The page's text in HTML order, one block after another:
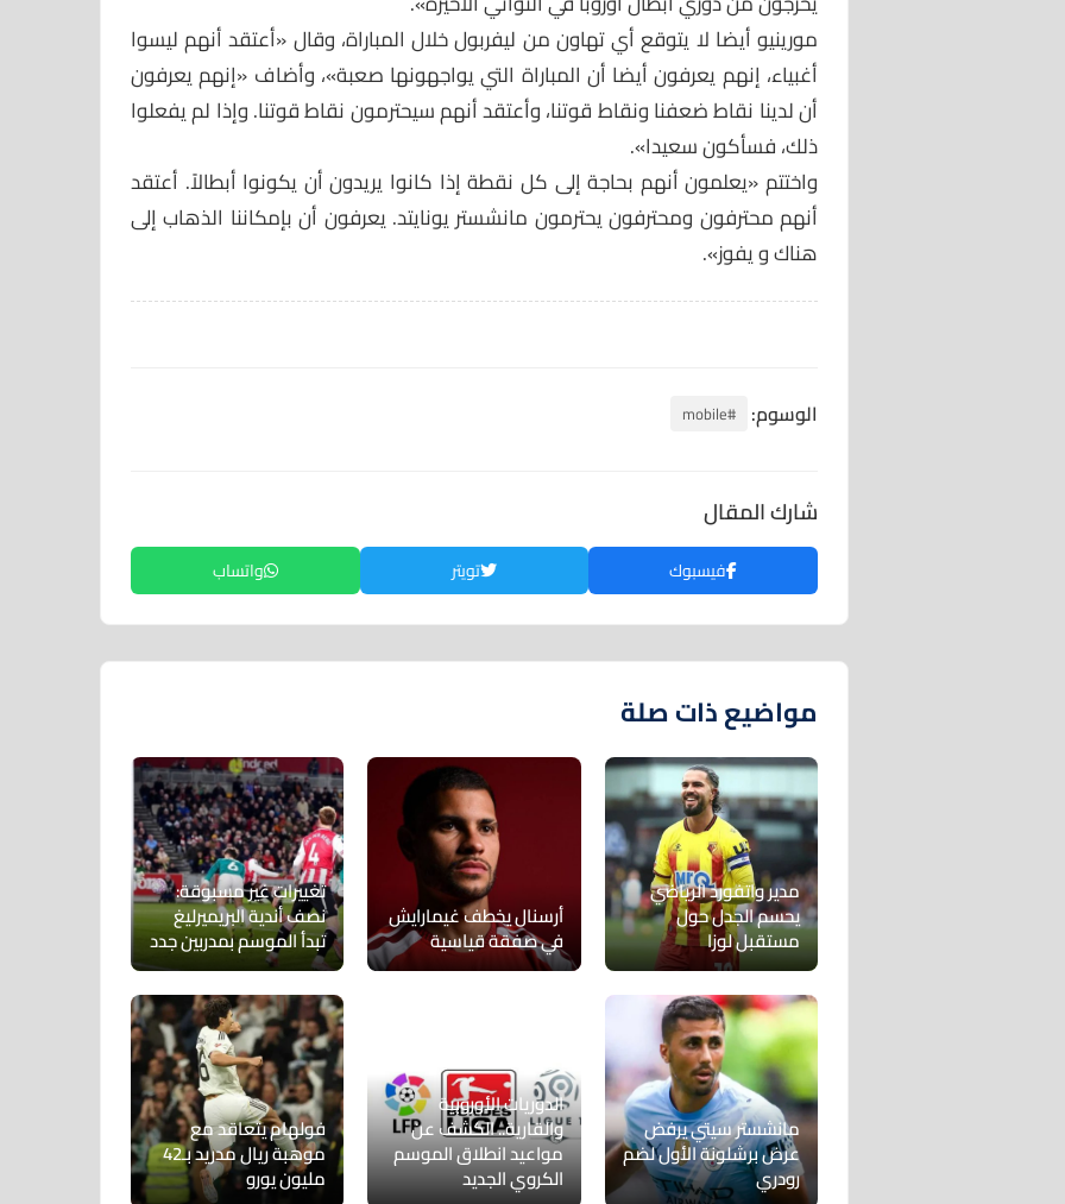
مورينيو أيضا لا يتوقع أي تهاون من ليفربول خلال المباراة، وقال «أعتقد أنهم ليسوا
أغبياء، إنهم يعرفون أيضا أن المباراة التي يواجهونها صعبة»، وأضاف «إنهم يعرفون
أن لدينا نقاط ضعفنا ونقاط قوتنا، وأعتقد أنهم سيحترمون نقاط قوتنا. وإذا لم يفعلوا
ذلك، فسأكون سعيدا».
واختتم «يعلمون أنهم بحاجة إلى كل نقطة إذا كانوا يريدون أن يكونوا أبطالاً. أعتقد
أنهم محترفون ومحترفون يحترمون مانشستر يونايتد. يعرفون أن بإمكاننا الذهاب إلى
هناك و يفوز».
الوسوم: #mobile
شارك المقال
فيسبوك تويتر واتساب
مواضيع ذات صلة
مدير واتفورد الرياضي
يحسم الجدل حول
مستقبل لوزا
أرسنال يخطف غيمارايش
في صفقة قياسية
تغييرات غير مسبوقة:
نصف أندية البريميرليغ
تبدأ الموسم بمدربين جدد
مانشستر سيتي يرفض
عرض برشلونة الأول لضم
رودري
الدوريات الأوروبية
والقارية.. الكشف عن
مواعيد انطلاق الموسم
الكروي الجديد
فولهام يتعاقد مع
موهبة ريال مدريد بـ42
مليون يورو